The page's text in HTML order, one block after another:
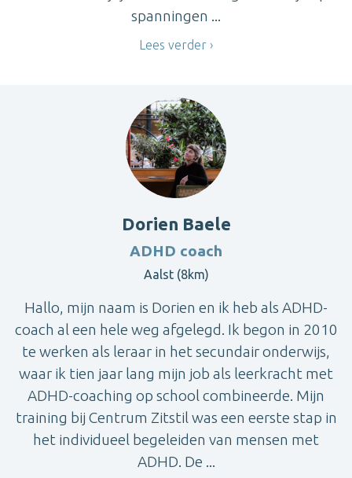
spanningen ...
Lees verder
Dorien Baele
ADHD coach
Aalst (8km)
Hallo, mijn naam is Dorien en ik heb als ADHD-
coach al een hele weg afgelegd. Ik begon in 2010
te werken als leraar in het secundair onderwijs,
waar ik tien jaar lang mijn job als leerkracht met
ADHD-coaching op school combineerde. Mijn
training bij Centrum Zitstil was een eerste stap in
het individueel begeleiden van mensen met
ADHD. De ...